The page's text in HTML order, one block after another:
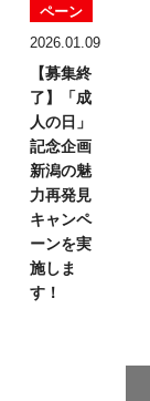
ペーン
2026.01.09
【募集終
了】「成
人の日」
記念企画
新潟の魅
力再発見
キャンペ
ーンを実
施しま
す！